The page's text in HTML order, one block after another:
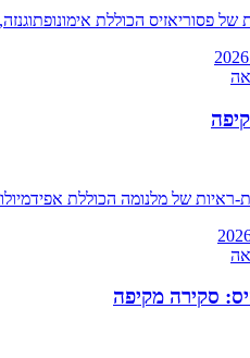
פסוריאזיס הכוללת אימונופתוגנזה,
של מלנומה הכוללת
סקירה מקיפה